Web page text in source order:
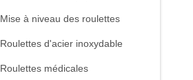
Mise à niveau des roulettes
Roulettes d'acier inoxydable
Roulettes médicales